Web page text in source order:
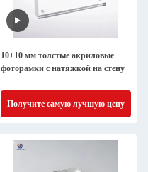
10+10 мм толстые акриловые
фоторамки с натяжкой на стену
Получите самую лучшую цену